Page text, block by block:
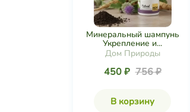
Минеральный шампунь
Укрепление и...
Дом Природы
450 ₽ 756 ₽
В корзину